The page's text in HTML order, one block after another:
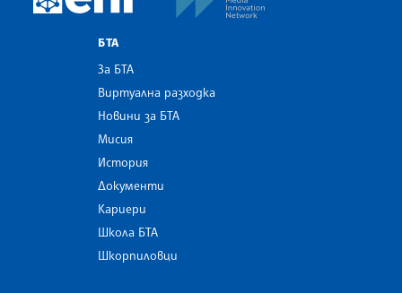
БТА
За БТА
Виртуална разходка
Новини за БТА
Мисия
История
Документи
Кариери
Школа БТА
Шкорпиловци